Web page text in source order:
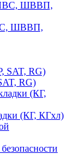
ШВВП,
RG)
(КГ, КГхл)